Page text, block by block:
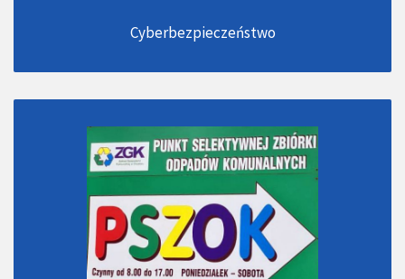
Cyberbezpieczeństwo